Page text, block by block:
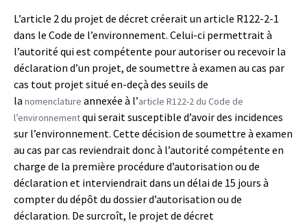
L’article 2 du projet de décret créerait un article R122-2-1
dans le Code de l’environnement. Celui-ci permettrait à
l’autorité qui est compétente pour autoriser ou recevoir la
déclaration d’un projet, de soumettre à examen au cas par
cas tout projet situé en-deçà des seuils de
la nomenclature annexée à l’article R122-2 du Code de
l’environnementqui serait susceptible d’avoir des incidences
sur l’environnement. Cette décision de soumettre à examen
au cas par cas reviendrait donc à l’autorité compétente en
charge de la première procédure d’autorisation ou de
déclaration et interviendrait dans un délai de 15 jours à
compter du dépôt du dossier d’autorisation ou de
déclaration. De surcroît, le projet de décret